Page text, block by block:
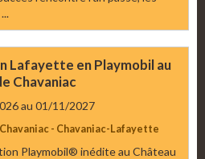
Lafayette en Playmobil au
Chavaniac
au 01/11/2027
- Chavaniac-Lafayette
Playmobil® inédite au Château